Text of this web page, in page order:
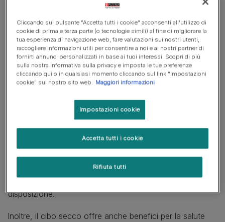
Il cibo secco per cani, o crocchette, è il preferito da
molti proprietari per la sua praticità, l'equilibrio dei
nutrienti e l'economicità. Ha una durata di conservazione
più lunga rispetto alla maggior parte degli alimenti umidi e
non ha bisogno di essere refrigerato, il che lo rende
un'opzione eccellente per i proprietari di animali
disposizione.
Inoltre, il cibo secco offre anche benefici per la salute
Cliccando sul pulsante "Accetta tutti i cookie" acconsenti all'utilizzo di
cookie di prima e terza parte (o tecnologie simili) al fine di migliorare la
tua esperienza di navigazione web, fare valutazioni sui nostri utenti,
raccogliere informazioni utili per consentire a noi e ai nostri partner di
fornirti annunci personalizzati in base ai tuoi interessi. Scopri di più
sulla nostra informativa sulla privacy e imposta le tue preferenze
cliccando qui o in qualsiasi momento cliccando sul link "Impostazioni
cookie" sul nostro sito web. Maggiori informazioni
Impostazioni cookie
Rifiuta tutti
Accetta tutti i cookie